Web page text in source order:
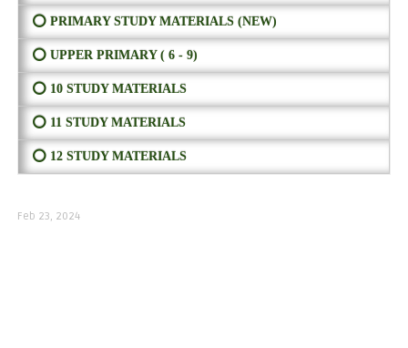
⭕ PRIMARY STUDY MATERIALS (NEW)
⭕ UPPER PRIMARY ( 6 - 9)
⭕ 10 STUDY MATERIALS
⭕ 11 STUDY MATERIALS
⭕ 12 STUDY MATERIALS
Feb 23, 2024